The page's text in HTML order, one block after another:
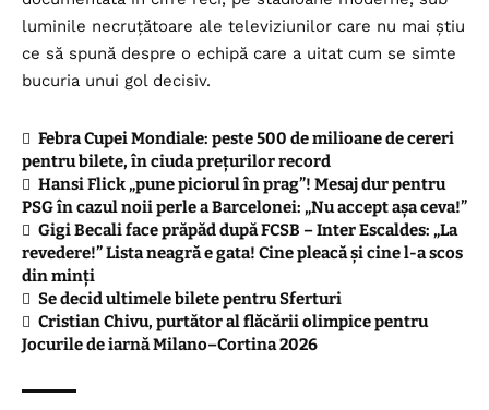
luminile necruțătoare ale televiziunilor care nu mai știu
ce să spună despre o echipă care a uitat cum se simte
bucuria unui gol decisiv.
Febra Cupei Mondiale: peste 500 de milioane de cereri
pentru bilete, în ciuda prețurilor record
Hansi Flick „pune piciorul în prag”! Mesaj dur pentru
PSG în cazul noii perle a Barcelonei: „Nu accept așa ceva!”
Gigi Becali face prăpăd după FCSB – Inter Escaldes: „La
revedere!” Lista neagră e gata! Cine pleacă și cine l-a scos
din minți
Se decid ultimele bilete pentru Sferturi
Cristian Chivu, purtător al flăcării olimpice pentru
Jocurile de iarnă Milano–Cortina 2026